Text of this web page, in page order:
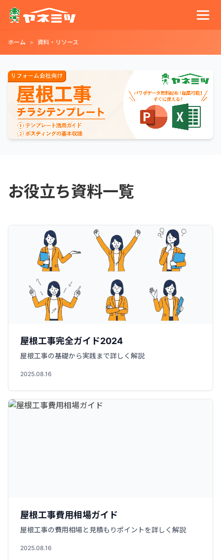
ホーム 資料・リソース
お役立ち資料一覧
屋根工事完全ガイド2024
屋根工事の基礎から実践まで詳しく解説
2025.08.16
屋根工事費用相場ガイド
屋根工事の費用相場と見積もりポイントを詳しく解説
2025.08.16